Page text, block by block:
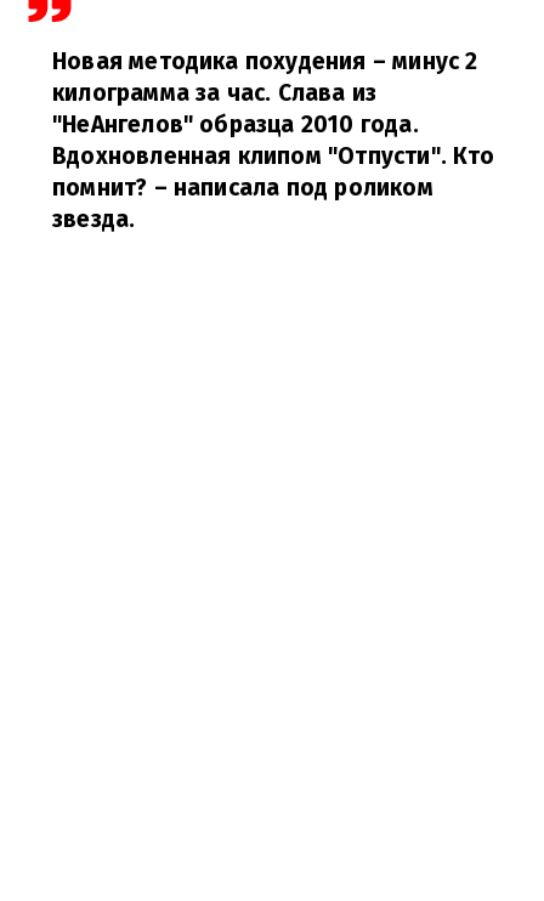
Новая методика похудения – минус 2
килограмма за час. Слава из
"НеАнгелов" образца 2010 года.
Вдохновленная клипом "Отпусти". Кто
помнит? – написала под роликом
звезда.